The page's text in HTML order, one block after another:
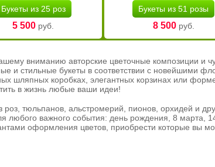
Букеты из 25 роз
5 500 руб.
Букеты из 51 розы
8 500руб.
вниманию авторские цветочные композиции и
и стильные букеты в соответствии с новейшими
шляпных коробках, элегантных корзинах или
в жизнь любые ваши идеи!
роз, тюльпанов, альстромерий, пионов, орхидей и
любого важного события: день рождения, 8 марта,
оформления цветов, приобрести которые вы